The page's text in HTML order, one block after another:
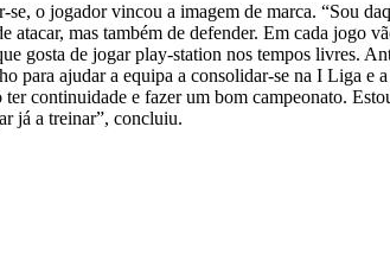
se, o jogador vincou a imagem de marca. “Sou
atacar, mas também de defender. Em cada jogo
gosta de jogar play-station nos tempos livres.
para ajudar a equipa a consolidar-se na I Liga e
continuidade e fazer um bom campeonato.
já a treinar”, concluiu.